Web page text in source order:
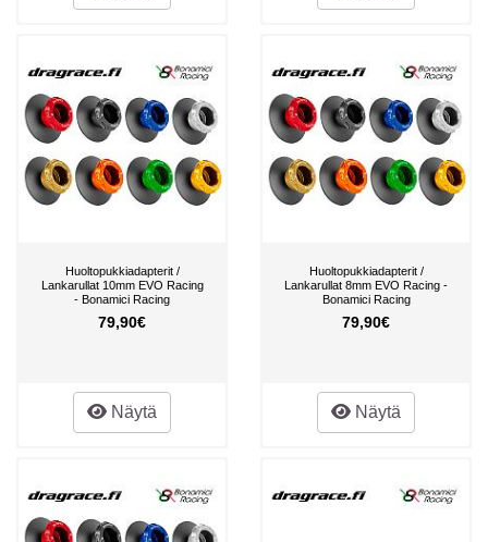
Huoltopukkiadapterit /
Lankarullat 10mm EVO Racing
- Bonamici Racing
79,90€
Näytä
Huoltopukkiadapterit /
Lankarullat 8mm EVO Racing -
Bonamici Racing
79,90€
Näytä